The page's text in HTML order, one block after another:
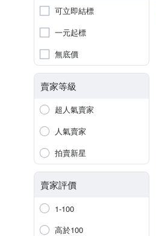
可立即結標
一元起標
無底價
賣家等級
超人氣賣家
人氣賣家
拍賣新星
賣家評價
1-100
高於100